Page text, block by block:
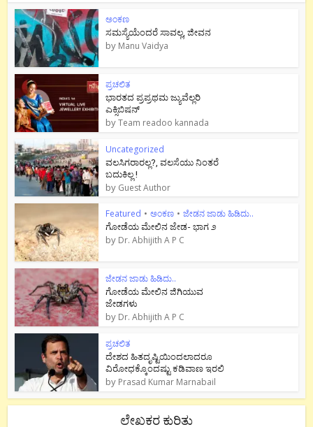
ಅಂಕಣ
ಸಮಸ್ಯೆಯೆಂದರೆ ಸಾವಲ್ಲ, ಜೀವನ
by Manu Vaidya
ಪ್ರಚಲಿತ
ಭಾರತದ ಪ್ರಪ್ರಥಮ ಜ್ಯುವೆಲ್ಲರಿ
ಎಕ್ಸಿಬಿಷನ್
byTeam readoo kannada
Uncategorized
ವಲಸಿಗರಾರಲ್ಲ?, ವಲಸೆಯು ನಿಂತರೆ
ಬದುಕಿಲ್ಲ !
by Guest Author
Featured • ಅಂಕಣ • ಜೇಡನ ಜಾಡು ಹಿಡಿದು..
ಗೋಡೆಯ ಮೇಲಿನ ಜೇಡ- ಭಾಗ ೨
by Dr. Abhijith A P C
ಜೇಡನ ಜಾಡು ಹಿಡಿದು..
ಗೋಡೆಯ ಮೇಲಿನ ಜಿಗಿಯುವ
ಜೇಡಗಳು
by Dr. Abhijith A P C
ಪ್ರಚಲಿತ
ದೇಶದ ಹಿತದೃಷ್ಟಿಯಿಂದಲಾದರೂ
ವಿರೋಧಕ್ಕೊಂದಷ್ಟು ಕಡಿವಾಣ ಇರಲಿ
by Prasad Kumar Marnabail
ಲೇಖಕರ ಕುರಿತು